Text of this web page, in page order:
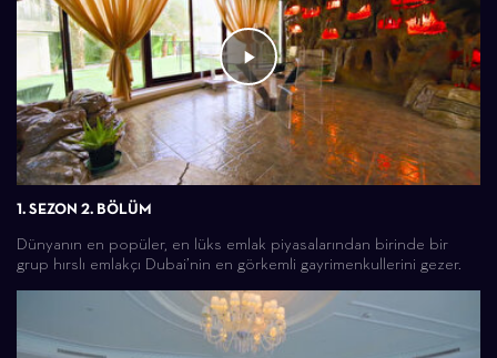
1. SEZON 2. BÖLÜM
Dünyanın en popüler, en lüks emlak piyasalarından birinde bir
grup hırslı emlakçı Dubai’nin en görkemli gayrimenkullerini gezer.